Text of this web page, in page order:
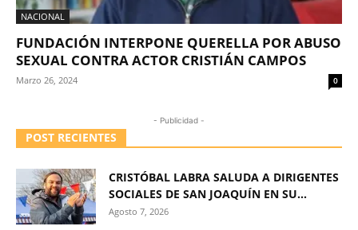
NACIONAL
FUNDACIÓN INTERPONE QUERELLA POR ABUSO
SEXUAL CONTRA ACTOR CRISTIÁN CAMPOS
Marzo 26, 2024 0
- Publicidad -
POST RECIENTES
CRISTÓBAL LABRA SALUDA A DIRIGENTES
SOCIALES DE SAN JOAQUÍN EN SU...
Agosto 7, 2026